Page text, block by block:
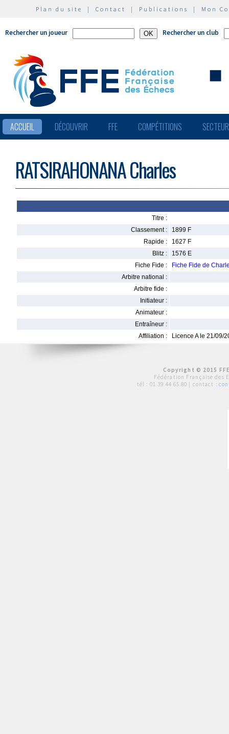
Plan du site | Contact | Publications | Mon
Rechercher un joueur Rechercher un club
ACCUEIL DÉCOUVRIR FFE COMPÉTITIONS
RATSIRAHONANA Charles
Titre :
Classement :
1899 F
Rapide :
1627 F
Blitz :
1576 E
Fiche Fide :
Fiche Fide de
Arbitre national :
Arbitre fide :
Initiateur :
Animateur :
Entraîneur :
Affiliation :
Licence A le 21/09/
Copyright © 2015
Fédération Française des
tél : 01 39 44 65 80 | contact :